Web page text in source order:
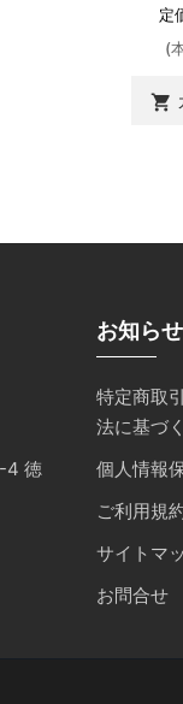
定
(
shopping_cart
4 徳
お知らせ
特定商取
法に基づ
個人情報
ご利用規
サイトマ
お問合せ